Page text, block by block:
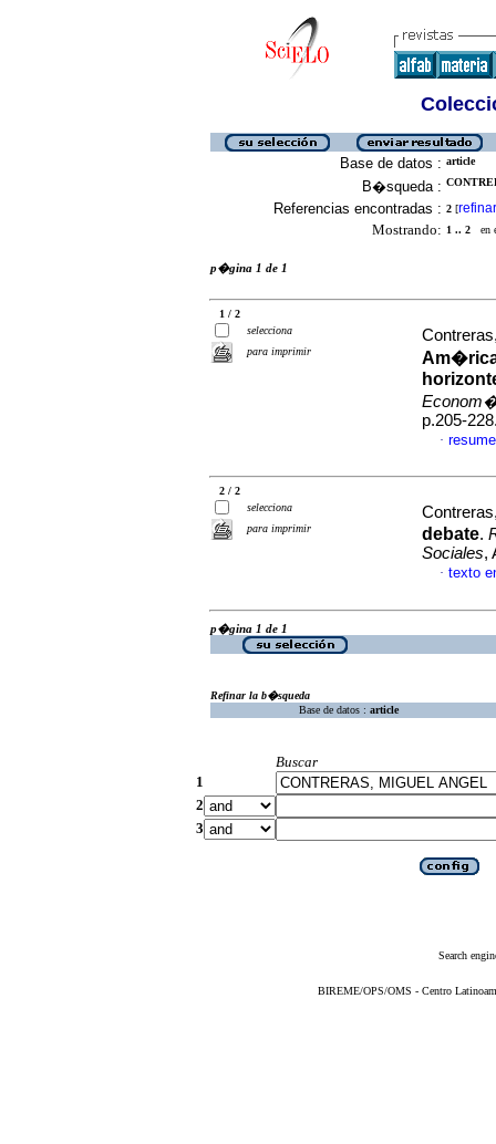
Base de datos : article
B�squeda :
Referencias encontradas : 2 [refinar
Mostrando: 1 .. 2 en
p�gina 1 de 1
1 / 2
selecciona
para imprimir
p.205-
·
2 / 2
selecciona
para imprimir
debate.
Sociales,
· texto
p�gina 1 de 1
Refinar la b�squeda
Base de datos : article
Buscar
1
2
3
Search
BIREME/OPS/OMS - Centro